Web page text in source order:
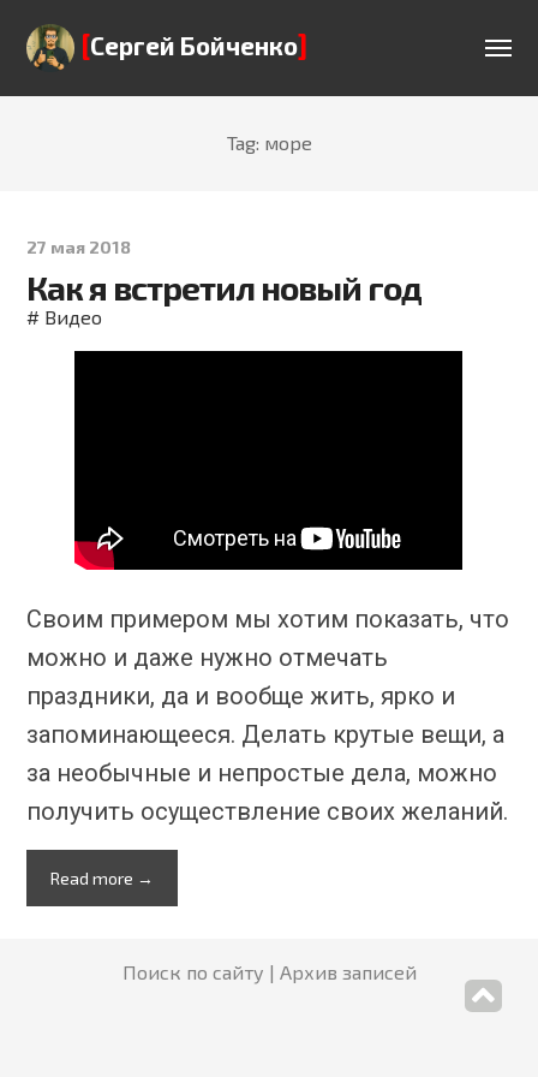
[Сергей Бойченко]
Tag: море
27 мая 2018
Как я встретил новый год
# Видео
Своим примером мы хотим показать, что
можно и даже нужно отмечать
праздники, да и вообще жить, ярко и
запоминающееся. Делать крутые вещи, а
за необычные и непростые дела, можно
получить осуществление своих желаний.
Read more →
Поиск по сайту Архив записей